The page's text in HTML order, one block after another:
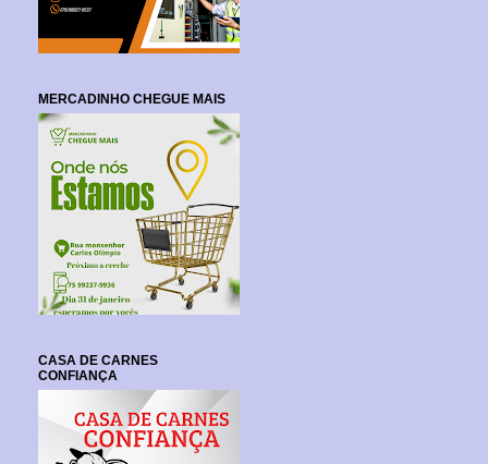
MERCADINHO CHEGUE MAIS
CASA DE CARNES
CONFIANÇA